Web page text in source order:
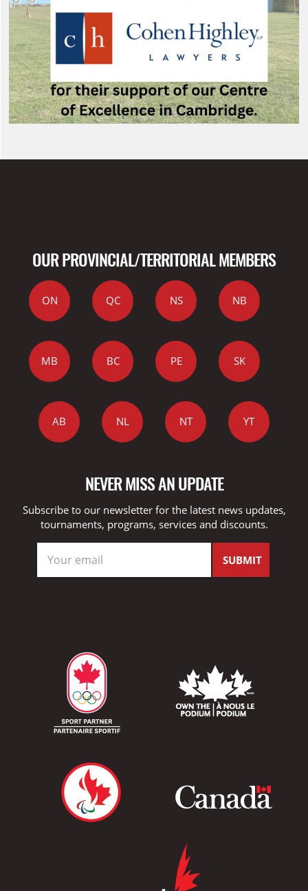
OUR PROVINCIAL/TERRITORIAL MEMBERS
ON QC NS NB
MB BC PE SK
AB NL NT YT
NEVER MISS AN UPDATE
Subscribe to our newsletter for the latest news updates,
tournaments, programs, services and discounts.